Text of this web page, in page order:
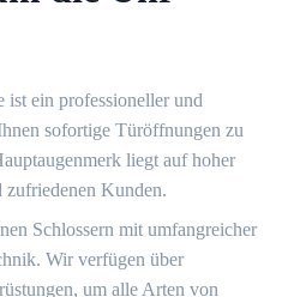
ist ein professioneller und
sofortige Türöffnungen zu
liegt auf hoher
zufriedenen Kunden.​
Schlossern mit umfangreicher
Wir verfügen über
um alle Arten von